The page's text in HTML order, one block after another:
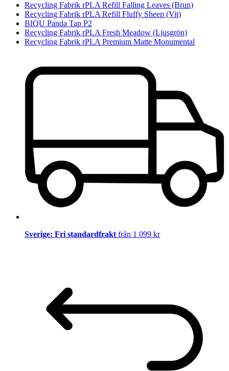
Recycling Fabrik rPLA Refill Falling Leaves (Brun)
Recycling Fabrik rPLA Refill Fluffy Sheep (Vit)
BIQU Panda Tap P2
Recycling Fabrik rPLA Fresh Meadow (Ljusgrön)
Recycling Fabrik rPLA Premium Matte Monumental
Sverige: Fri standardfrakt från 1 099 kr